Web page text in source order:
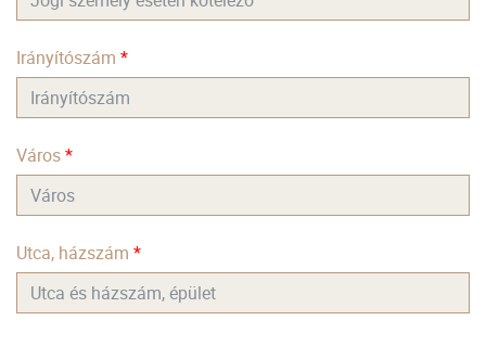
Irányítószám *
Város*
Utca, házszám *